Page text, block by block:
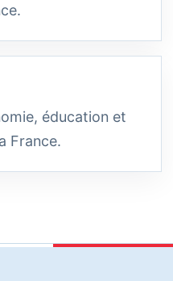
éducation et
France.